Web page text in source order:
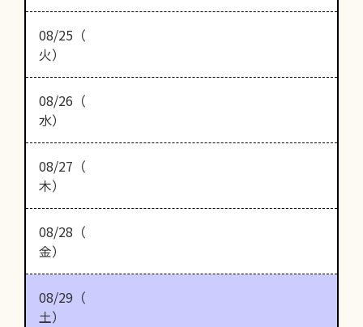
08/25（
火）
08/26（
水）
08/27（
木）
08/28（
金）
08/29（
土）